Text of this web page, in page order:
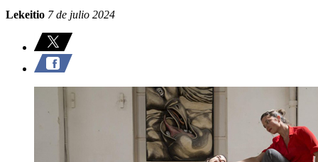
Lekeitio 7 de julio 2024